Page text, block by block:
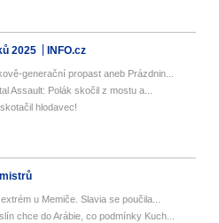
2025 INFO.cz
generační propast aneb Prázdnin...
Assault: Polák skočil z mostu a...
hlodavec!
u Memiče. Slavia se poučila...
chce do Arábie, co podmínky Kuch...